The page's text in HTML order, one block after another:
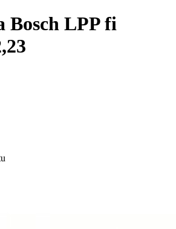
Bosch LPP fi